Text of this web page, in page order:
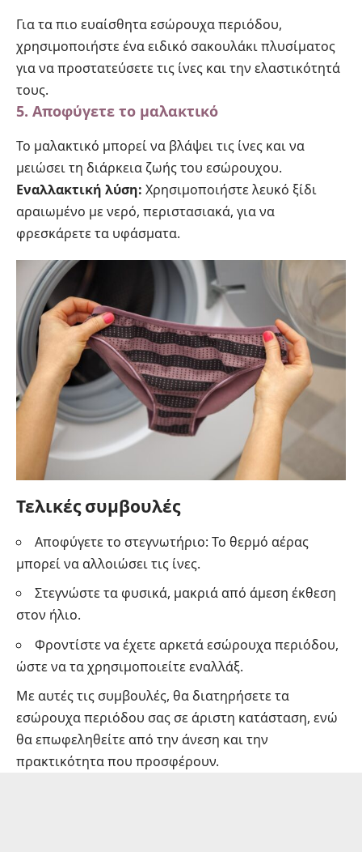
Για τα πιο ευαίσθητα εσώρουχα περιόδου,
χρησιμοποιήστε ένα ειδικό σακουλάκι πλυσίματος
για να προστατεύσετε τις ίνες και την ελαστικότητά
τους.
5. Αποφύγετε το μαλακτικό
Το μαλακτικό μπορεί να βλάψει τις ίνες και να
μειώσει τη διάρκεια ζωής του εσώρουχου.
Εναλλακτική λύση: Χρησιμοποιήστε λευκό ξίδι
αραιωμένο με νερό, περιστασιακά, για να
φρεσκάρετε τα υφάσματα.
Τελικές συμβουλές
Αποφύγετε το στεγνωτήριο: Το θερμό αέρας
μπορεί να αλλοιώσει τις ίνες.
Στεγνώστε τα φυσικά, μακριά από άμεση έκθεση
στον ήλιο.
Φροντίστε να έχετε αρκετά εσώρουχα περιόδου,
ώστε να τα χρησιμοποιείτε εναλλάξ.
Με αυτές τις συμβουλές, θα διατηρήσετε τα
εσώρουχα περιόδου σας σε άριστη κατάσταση, ενώ
θα επωφεληθείτε από την άνεση και την
πρακτικότητα που προσφέρουν.